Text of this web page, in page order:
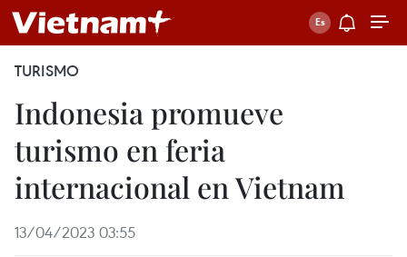
TURISMO
Indonesia promueve
turismo en feria
internacional en Vietnam
13/04/2023 03:55